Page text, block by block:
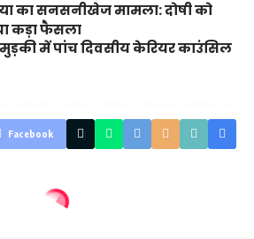
का सनसनीखेज मामला: दोषी को
कड़ा फैसला
मुड़की में पांच दिवसीय केरियर काउंसिल
Facebook